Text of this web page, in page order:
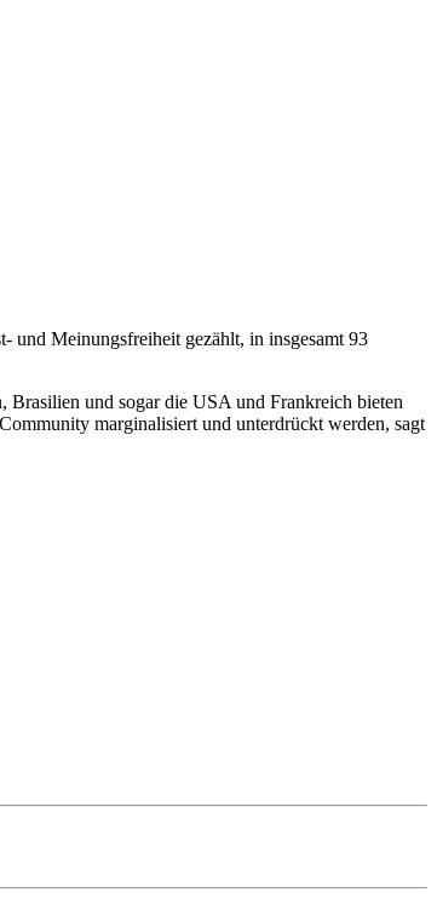
und Meinungsfreiheit gezählt, in insgesamt 93
Brasilien und sogar die USA und Frankreich bieten
marginalisiert und unterdrückt werden, sagt